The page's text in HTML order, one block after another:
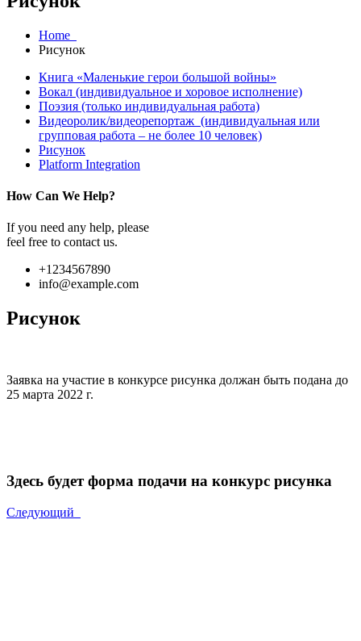
Home
Рисунок
Книга «Маленькие герои большой войны»
Вокал (индивидуальное и хоровое исполнение)
Поэзия (только индивидуальная работа)
Видеоролик/видеорепортаж (индивидуальная или
групповая работа – не более 10 человек)
Рисунок
Platform Integration
How Can We Help?
If you need any help, please
feel free to contact us.
+1234567890
info@example.com
Рисунок
Заявка на участие в конкурсе рисунка должан быть подана до
25 марта 2022 г.
Здесь будет форма подачи на конкурс рисунка
Следующий